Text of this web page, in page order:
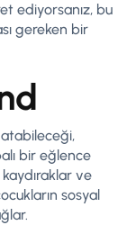
ediyorsanız, bu
gereken bir
bir eğlence
ve
sosyal